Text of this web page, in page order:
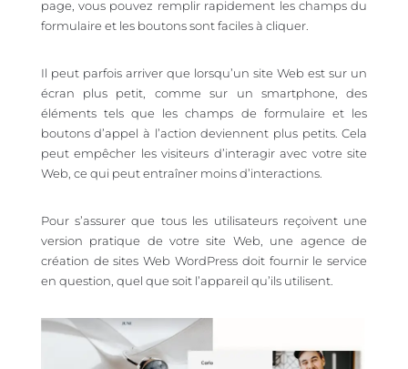
page, vous pouvez remplir rapidement les champs du
formulaire et les boutons sont faciles à cliquer.
Il peut parfois arriver que lorsqu’un site Web est sur un
écran plus petit, comme sur un smartphone, des
éléments tels que les champs de formulaire et les
boutons d’appel à l’action deviennent plus petits. Cela
peut empêcher les visiteurs d’interagir avec votre site
Web, ce qui peut entraîner moins d’interactions.
Pour s’assurer que tous les utilisateurs reçoivent une
version pratique de votre site Web, une agence de
création de sites Web WordPress doit fournir le service
en question, quel que soit l’appareil qu’ils utilisent.